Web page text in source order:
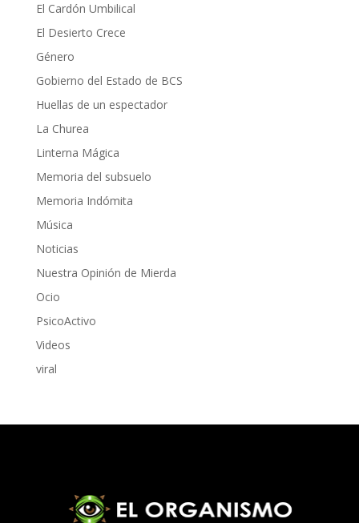
El Cardón Umbilical
El Desierto Crece
Género
Gobierno del Estado de BCS
Huellas de un espectador
La Churea
Linterna Mágica
Memoria del subsuelo
Memoria Indómita
Música
Noticias
Nuestra Opinión de Mierda
Ocio
PsicoActivo
Videos
viral